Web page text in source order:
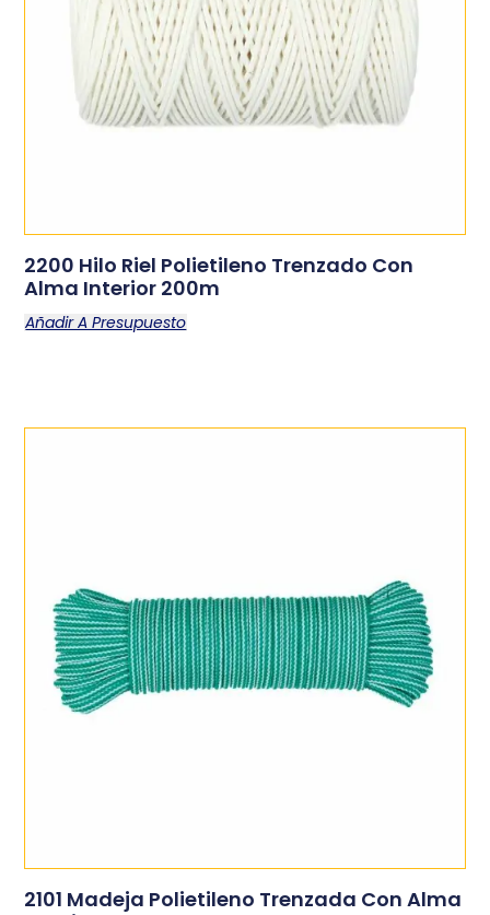
2200 Hilo Riel Polietileno Trenzado Con
Alma Interior 200m
Añadir A Presupuesto
2101 Madeja Polietileno Trenzada Con Alma